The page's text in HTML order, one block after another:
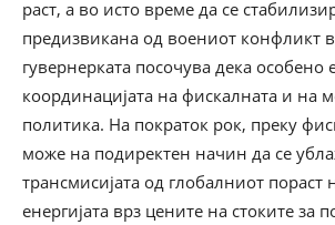
раст, а во исто време да се
предизвикана од воениот конфликт
гувернерката посочува дека особено
координацијата на фискалната и на
политика. На пократок рок, преку
може на подиректен начин да се
трансмисијата од глобалниот пораст
енергијата врз цените на стоките за